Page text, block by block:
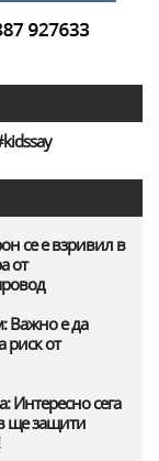
се е взривил в
от
Важно е да
риск от
Интересно сега
ще защити